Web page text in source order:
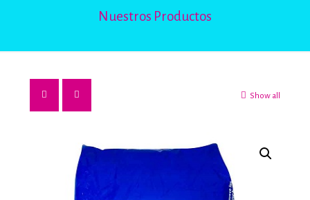
Nuestros Productos
Show all